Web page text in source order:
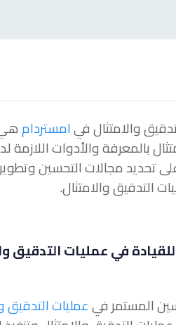
والامتثال فيامستردام
بالمعرفة والأدوات
مجالات التحسين وتطوير
التدقيق والامتثال.
في عمليات التدقيق
عمليات التدقيق